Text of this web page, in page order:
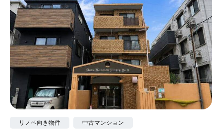
リノベ向き物件 中古マンション